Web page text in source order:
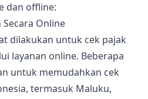
dan offline:
Secara Online
dilakukan untuk cek pajak
layanan online. Beberapa
untuk memudahkan cek
termasuk Maluku,